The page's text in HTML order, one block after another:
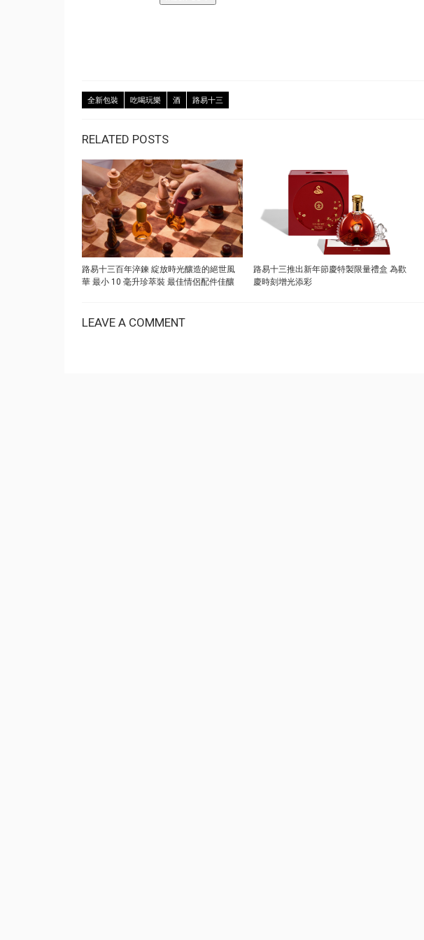
全新包裝 吃喝玩樂 酒 路易十三
RELATED POSTS
路易十三百年淬鍊 綻放時光釀造的絕世風
華 最小 10 毫升珍萃裝 最佳情侶配件佳釀
路易十三推出新年節慶特製限量禮盒 為歡
慶時刻增光添彩
LEAVE A COMMENT